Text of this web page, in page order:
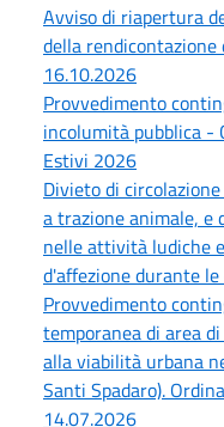
Avviso di riapertura
della rendicontazione
16.10.2026
Provvedimento
incolumità pubblica -
Estivi 2026
Divieto di
a trazione animale, e
nelle attività ludiche
d'affezione durante
Provvedimento
temporanea di area
alla viabilità urbana
Santi Spadaro).
14.07.2026